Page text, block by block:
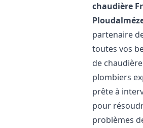
chaudière
partenaire
toutes vos
de
plombiers
prête à
pour
problèmes